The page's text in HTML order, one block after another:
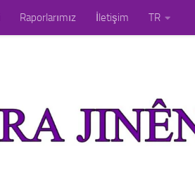
Raporlarımız İletişim TR